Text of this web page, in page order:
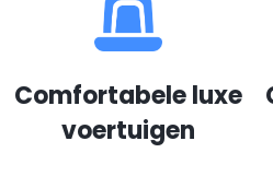
Comfortabele luxe
voertuigen